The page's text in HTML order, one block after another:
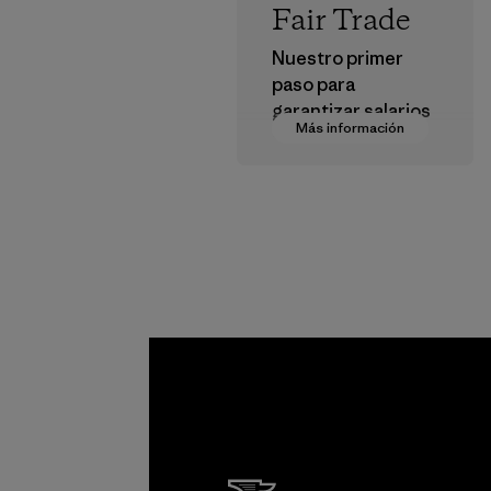
Más información
Fair Trade
Nuestro primer
paso para
garantizar salarios
dignos en nuestra